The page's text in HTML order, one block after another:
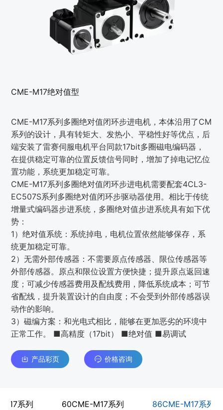
CME-M17绝对值型
CME-M17系列多圈绝对值闭环步进电机，本体沿用了CM
系列的设计，具有转矩大、发热小、平稳性好等优点，后
端安装了雷赛伺服电机平台同款17bit多圈磁电编码器，
在提供稳定可靠的位置反馈信号同时，增加了掉电记忆位
置功能，系统更加稳定可靠。
CME-M17系列多圈绝对值闭环步进电机需要配套4CL3-
EC507S系列多圈绝对值闭环步驱动器使用。相比于传统
增量式编码器步进系统，多圈绝对值步进系统具有如下优
势：
1）绝对值系统：系统掉电，电机位置依然能够保存，系
统更加稳定可靠。
2）无需外部传感器：不需要原点传感器、限位传感器等
外部传感器。原点和限位设置方便快捷；提升原点返回速
度；可减少传感器费用及配线费用，降低系统成本；可节
省配线，提升装置设计的自由度；不会受到外部传感器误
动作的影响。
3）磁编方案：和光电式相比，能够在更加恶劣的环境中
正常工作。 ■高精度（17bit） ■绝对值 ■易调试
产品彩页 价格咨询
系列 60CME-M17系列 86CME-M17系列